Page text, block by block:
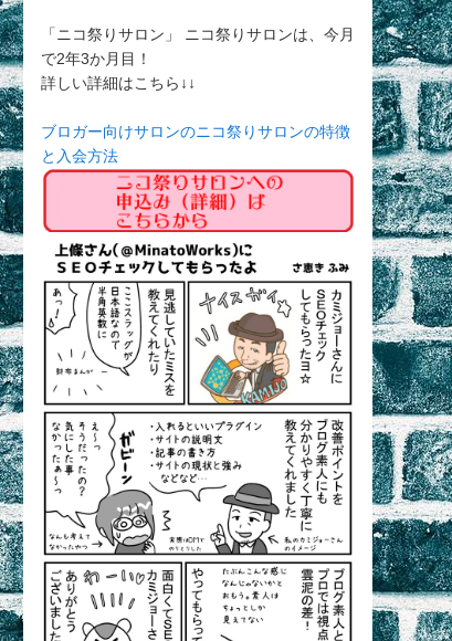
「ニコ祭りサロン」 ニコ祭りサロンは、今月
で2年3か月目！
詳しい詳細はこちら↓↓
ブロガー向けサロンのニコ祭りサロンの特徴
と入会方法